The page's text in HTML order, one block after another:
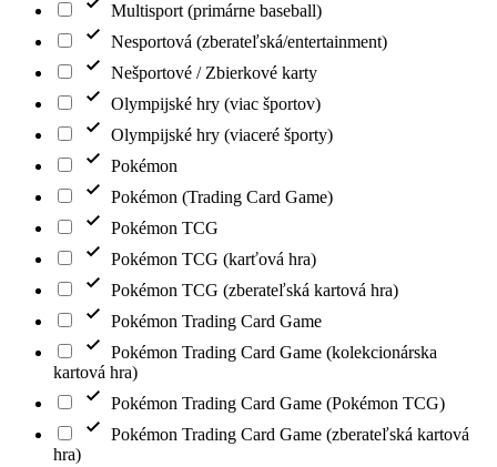
Multisport (primárne baseball)
Nesportová (zberateľská/entertainment)
Nešportové / Zbierkové karty
Olympijské hry (viac športov)
Olympijské hry (viaceré športy)
Pokémon
Pokémon (Trading Card Game)
Pokémon TCG
Pokémon TCG (karťová hra)
Pokémon TCG (zberateľská kartová hra)
Pokémon Trading Card Game
Pokémon Trading Card Game (kolekcionárska
kartová hra)
Pokémon Trading Card Game (Pokémon TCG)
Pokémon Trading Card Game (zberateľská kartová
hra)